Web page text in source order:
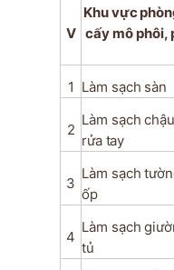
V
Khuvực
cấy mô phôi,
1 Làm sạch sàn
2
Làm sạch chậu
rửatay
3
Làm sạch
ốp
4
Làm sạch
tủ